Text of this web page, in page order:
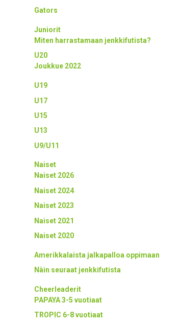
Gators
Juniorit
Miten harrastamaan jenkkifutista?
U20
Joukkue 2022
U19
U17
U15
U13
U9/U11
Naiset
Naiset 2026
Naiset 2024
Naiset 2023
Naiset 2021
Naiset 2020
Amerikkalaista jalkapalloa oppimaan
Näin seuraat jenkkifutista
Cheerleaderit
PAPAYA 3-5 vuotiaat
TROPIC 6-8 vuotiaat